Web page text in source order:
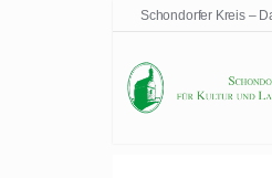
Schondorfer Kreis –